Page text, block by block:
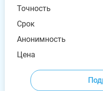
Точность
Срок
Анонимность
Цена